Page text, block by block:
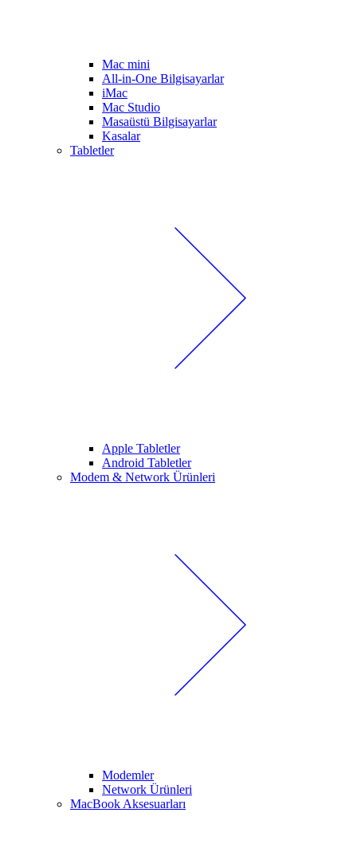
Mac mini
All-in-One Bilgisayarlar
iMac
Mac Studio
Masaüstü Bilgisayarlar
Kasalar
Tabletler
Apple Tabletler
Android Tabletler
Modem & Network Ürünleri
Modemler
Network Ürünleri
MacBook Aksesuarları